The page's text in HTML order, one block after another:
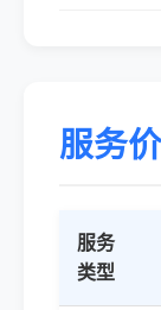
服务
服务
类型